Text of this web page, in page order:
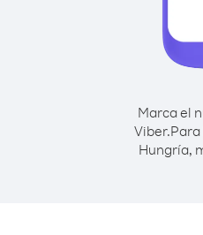
Marca el
Viber.Para
Hungría,